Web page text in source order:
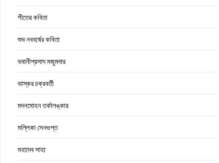
শীতের কবিতা
শুভ নববর্ষের কবিতা
ভবানীপ্রসাদ মজুমদার
ভাস্কর চক্রবর্তী
মদনমোহন তর্কালঙ্কার
মল্লিকা সেনগুপ্ত
মহাদেব সাহা